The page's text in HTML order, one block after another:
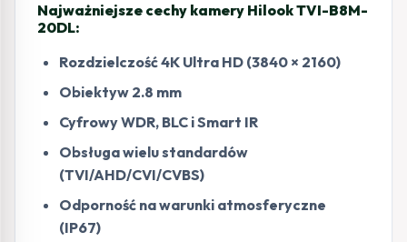
Najważniejsze cechy kamery Hilook TVI-B8M-
20DL:
Rozdzielczość 4K Ultra HD (3840 × 2160)
Obiektyw 2.8 mm
Cyfrowy WDR, BLC i Smart IR
Obsługa wielu standardów
(TVI/AHD/CVI/CVBS)
Odporność na warunki atmosferyczne
(IP67)